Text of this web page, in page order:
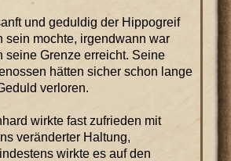
und geduldig der Hippogreif
sein mochte, irgendwann war
seine Grenze erreicht. Seine
hätten sicher schon lange
verloren.
wirkte fast zufrieden mit
veränderter Haltung,
wirkte es auf den